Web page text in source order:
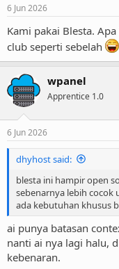
6 Jun 2026
Kami pakai Blesta.
club seperti sebelah
wpanel
Apprentice 1.0
6 Jun 2026
dhyhost said:
blesta ini hampir open
sebenarnya lebih cocok
ada kebutuhan khusus
ai punya batasan
nanti ai nya lagi halu,
kebenaran.